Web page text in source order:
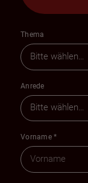
Thema
Anrede
Vorname*